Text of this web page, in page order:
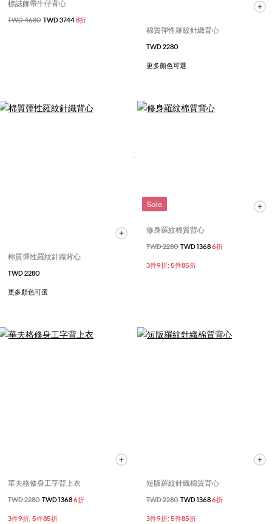
標誌飾帶牛仔背心
價格扣減從
TWD 4680 至
TWD 37448折
棉質彈性羅紋針織背心
TWD 2280
更多顏色可選
棉質彈性羅紋針織背心
TWD 2280
更多顏色可選
Sale
修身羅紋棉質背心
價格扣減從
TWD 2280 至
TWD 13686折
3件9折; 5件85折
華夫格修身工字背上衣
價格扣減從
TWD 2280 至
TWD 13686折
3件9折; 5件85折
短版羅紋針織棉質背心
價格扣減從
TWD 2280 至
TWD 13686折
3件9折; 5件85折